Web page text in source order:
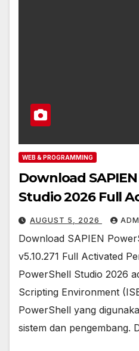
WEB & PROGRAMMING
Download
Studio 2026 Full
AUGUST 5, 2026
Download SAPIEN
v5.10.271 Full Activated
PowerShell Studio 2026
Scripting Environment
PowerShell yang
sistem dan pengembang.